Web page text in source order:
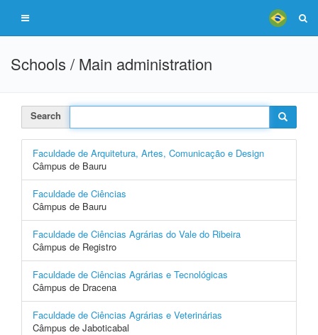
Schools / Main administration
Search
Faculdade de Arquitetura, Artes, Comunicação e Design
Câmpus de Bauru
Faculdade de Ciências
Câmpus de Bauru
Faculdade de Ciências Agrárias do Vale do Ribeira
Câmpus de Registro
Faculdade de Ciências Agrárias e Tecnológicas
Câmpus de Dracena
Faculdade de Ciências Agrárias e Veterinárias
Câmpus de Jaboticabal